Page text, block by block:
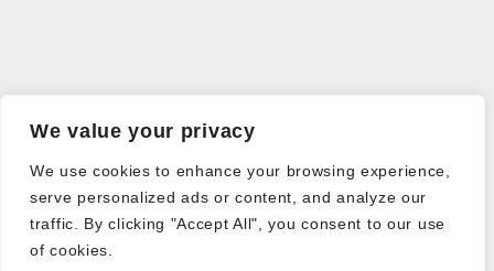
We value your privacy
We use cookies to enhance your browsing experience,
serve personalized ads or content, and analyze our
traffic. By clicking "Accept All", you consent to our use
of cookies.